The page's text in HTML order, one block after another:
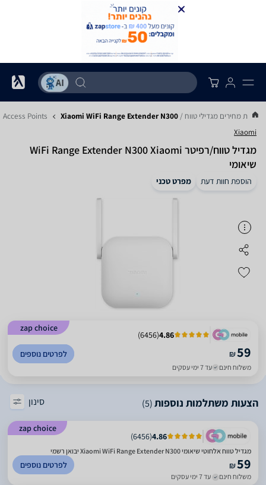
השוואת מחירים מגדילי טווח / Access Points Xiaomi WiFi Range Extender N300
Xiaomi
‏מגדיל טווח/רפיטר WiFi Range Extender N300 Xiaomi
שיאומי
הוספת חוות דעת מפרט טכני
zap choice
4.86
(
6456
)
₪59
משלוח חינם עד 7 ימי עסקים
לפרטים נוספים
הצעות משתלמות נוספות(5) סינון
zap choice
4.86
(
6456
)
מגדיל טווח אלחוטי שיאומי Xiaomi WiFi Range Extender N300 יבואן רשמי
₪59
משלוח חינם עד 7 ימי עסקים
לפרטים נוספים